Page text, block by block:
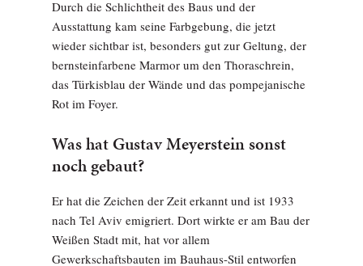
Durch die Schlichtheit des Baus und der
Ausstattung kam seine Farbgebung, die jetzt
wieder sichtbar ist, besonders gut zur Geltung, der
bernsteinfarbene Marmor um den Thoraschrein,
das Türkisblau der Wände und das pompejanische
Rot im Foyer.
Was hat Gustav Meyerstein sonst
noch gebaut?
Er hat die Zeichen der Zeit erkannt und ist 1933
nach Tel Aviv emigriert. Dort wirkte er am Bau der
Weißen Stadt mit, hat vor allem
Gewerkschaftsbauten im Bauhaus-Stil entworfen